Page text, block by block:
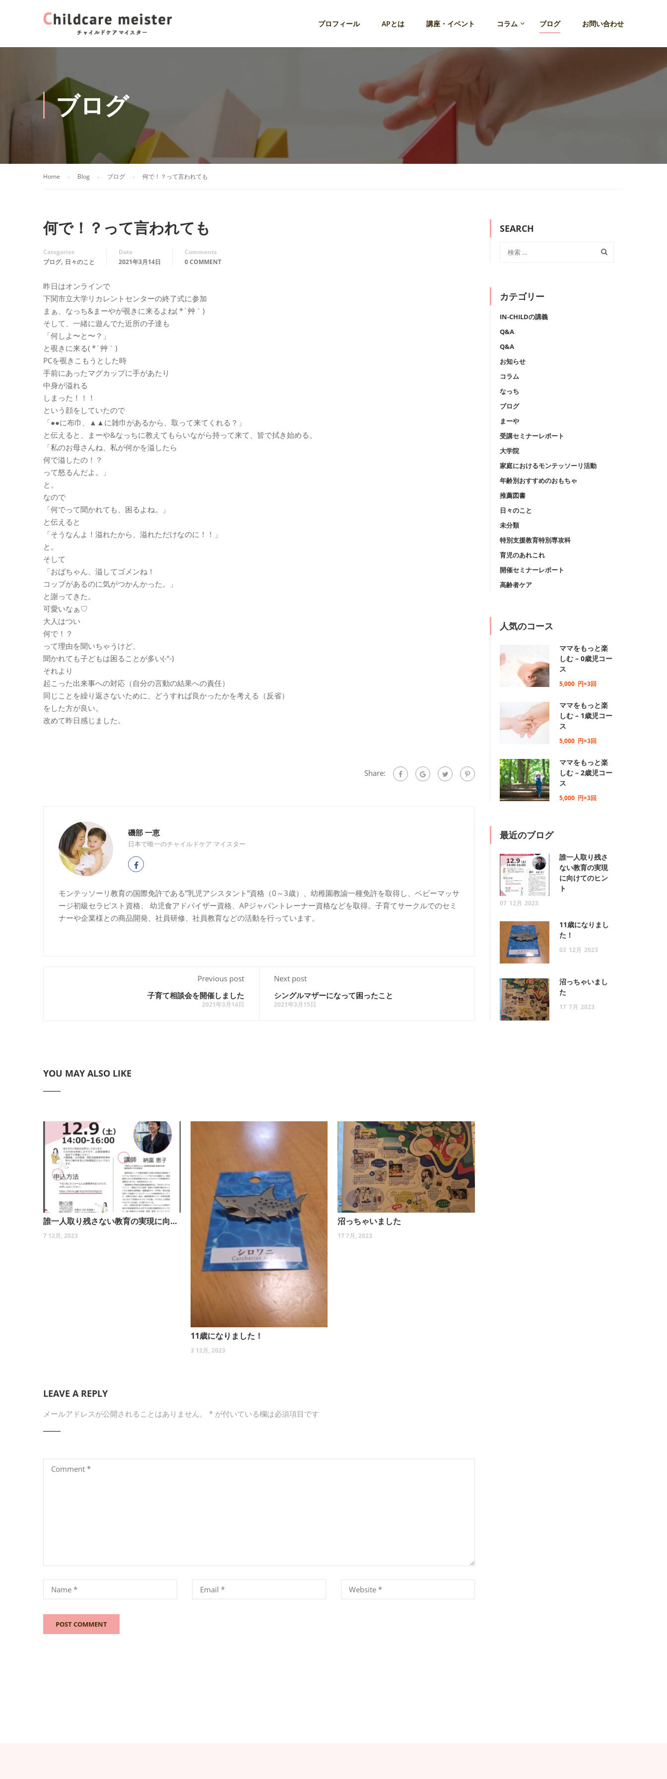
プロフィール APとは 講座・イベント コラム ブログ お問い合わせ
ブログ
Home Blog ブログ 何で！？って言われても
何で！？って言われても
Categories
ブログ, 日々のこと
Date
2021年3月14日
Comments
0 COMMENT
昨日はオンラインで
下関市立大学リカレントセンターの終了式に参加
まぁ、なっち&まーやが覗きに来るよね( *´艸｀)
そして、一緒に遊んでた近所の子達も
「何しよ〜と〜？」
と覗きに来る( *´艸｀)
PCを覗きこもうとした時
手前にあったマグカップに手があたり
中身が溢れる
しまった！！！
という顔をしていたので
「●●に布巾、▲▲に雑巾があるから、取って来てくれる？」
と伝えると、まーや&なっちに教えてもらいながら持って来て、皆で拭き始める。
「私のお母さんね、私が何かを溢したら
何で溢したの！？
って怒るんだよ。」
と。
なので
「何でって聞かれても、困るよね。」
と伝えると
「そうなんよ！溢れたから、溢れただけなのに！！」
と。
そして
「おばちゃん、溢してゴメンね！
コップがあるのに気がつかんかった。」
と謝ってきた。
可愛いなぁ♡
大人はつい
何で！？
って理由を聞いちゃうけど、
聞かれても子どもは困ることが多い(-“-)
それより
起こった出来事への対応（自分の言動の結果への責任）
同じことを繰り返さないために、どうすれば良かったかを考える（反省）
をした方が良い。
改めて昨日感じました。
Share:
磯部 一恵
日本で唯一のチャイルドケア マイスター
モンテッソーリ教育の国際免許である”乳児アシスタント”資格（0～3歳）、幼稚園教諭一種免許を取得し、ベビーマッサ
ージ初級セラピスト資格、 幼児食アドバイザー資格、APジャパントレーナー資格などを取得。子育てサークルでのセミ
ナーや企業様との商品開発、社員研修、社員教育などの活動を行っています。
Previous post
子育て相談会を開催しました
2021年3月14日
Next post
シングルマザーになって困ったこと
2021年3月15日
YOU MAY ALSO LIKE
誰一人取り残さない教育の実現に向けてのヒント
7 12月, 2023
11歳になりました！
3 12月, 2023
沼っちゃいました
17 7月, 2023
LEAVE A REPLY
メールアドレスが公開されることはありません。 * が付いている欄は必須項目です
SEARCH
カテゴリー
IN-CHILDの講義
Q&A
Q&A
お知らせ
コラム
なっち
ブログ
まーや
受講セミナーレポート
大学院
家庭におけるモンテッソーリ活動
年齢別おすすめのおもちゃ
推薦図書
日々のこと
未分類
特別支援教育特別専攻科
育児のあれこれ
開催セミナーレポート
高齢者ケア
人気のコース
ママをもっと楽
しむ – 0歳児コー
ス
5,000 円×3回
ママをもっと楽
しむ – 1歳児コー
ス
5,000 円×3回
ママをもっと楽
しむ – 2歳児コー
ス
5,000 円×3回
最近のブログ
誰一人取り残さ
ない教育の実現
に向けてのヒン
ト
07 12月 2023
11歳になりまし
た！
03 12月 2023
沼っちゃいまし
た
17 7月 2023